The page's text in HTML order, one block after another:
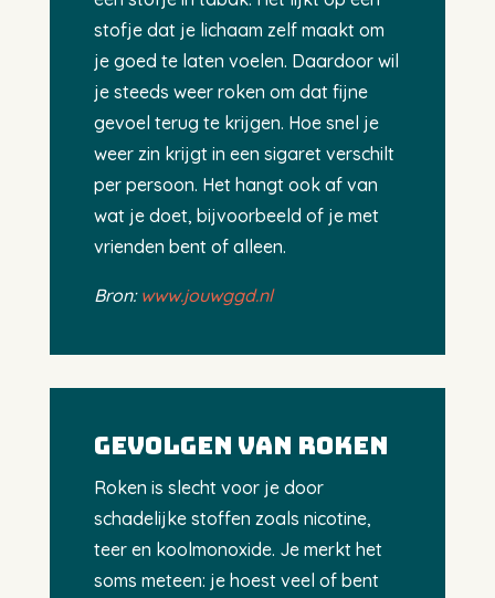
stofje dat je lichaam zelf maakt om
je goed te laten voelen. Daardoor wil
je steeds weer roken om dat fijne
gevoel terug te krijgen. Hoe snel je
weer zin krijgt in een sigaret verschilt
per persoon. Het hangt ook af van
wat je doet, bijvoorbeeld of je met
vrienden bent of alleen.
Bron: www.jouwggd.nl
Gevolgen van roken
Roken is slecht voor je door
schadelijke stoffen zoals nicotine,
teer en koolmonoxide. Je merkt het
soms meteen: je hoest veel of bent